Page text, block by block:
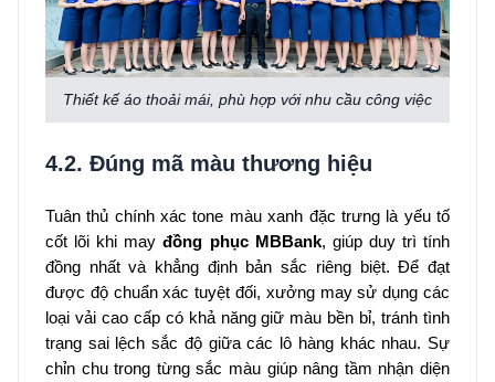
Thiết kế áo thoải mái, phù hợp với nhu cầu công việc
4.2. Đúng mã màu thương hiệu
Tuân thủ chính xác tone màu xanh đặc trưng là yếu tố
cốt lõi khi mayđồng phục MBBank, giúp duy trì tính
đồng nhất và khẳng định bản sắc riêng biệt. Để đạt
được độ chuẩn xác tuyệt đối, xưởng may sử dụng các
loại vải cao cấp có khả năng giữ màu bền bỉ, tránh tình
trạng sai lệch sắc độ giữa các lô hàng khác nhau. Sự
chỉn chu trong từng sắc màu giúp nâng tầm nhận diện